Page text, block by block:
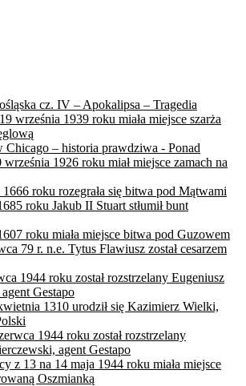
cz. IV – Apokalipsa – Tragedia
19 września 1939 roku miała miejsce szarża
Chicago – historia prawdziwa - Ponad
września 1926 roku miał miejsce zamach na
1666 roku rozegrała się bitwa pod Mątwami
roku Jakub II Stuart stłumił bunt
roku miała miejsce bitwa pod Guzowem
79 r. n.e. Tytus Flawiusz został cesarzem
1944 roku został rozstrzelany Eugeniusz
Gestapo
1310 urodził się Kazimierz Wielki,
1944 roku został rozstrzelany
agent Gestapo
z 13 na 14 maja 1944 roku miała miejsce
Oszmianką